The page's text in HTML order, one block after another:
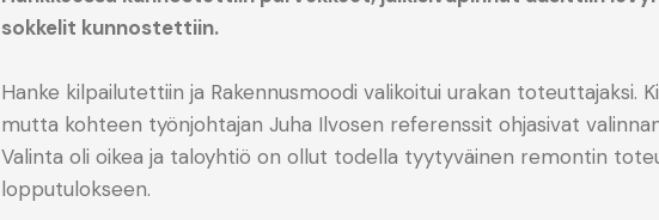
sokkelit kunnostettiin.
Hanke kilpailutettiin ja Rakennusmoodi valikoitui urakan toteuttajaksi.
mutta kohteen työnjohtajan Juha Ilvosen referenssit ohjasivat
Valinta oli oikea ja taloyhtiö on ollut todella tyytyväinen remontin
lopputulokseen.